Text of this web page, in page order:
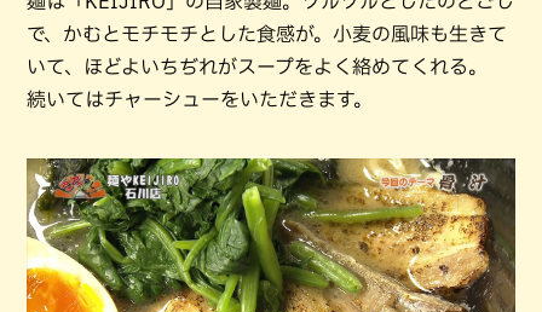
で、かむとモチモチとした食感が。小麦の風味も生きて
いて、ほどよいちぢれがスープをよく絡めてくれる。
続いてはチャーシューをいただきます。